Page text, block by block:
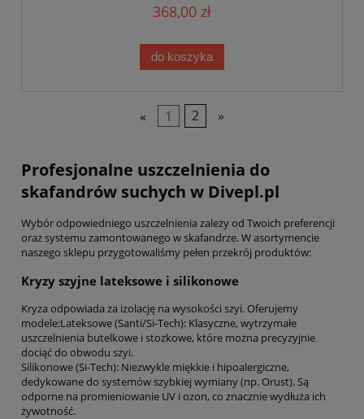
368,00 zł
do koszyka
« 1 2 »
Profesjonalne uszczelnienia do
skafandrów suchych w Divepl.pl
Wybór odpowiedniego uszczelnienia zależy od Twoich preferencji
oraz systemu zamontowanego w skafandrze. W asortymencie
naszego sklepu przygotowaliśmy pełen przekrój produktów:
Kryzy szyjne lateksowe i silikonowe
Kryza odpowiada za izolację na wysokości szyi. Oferujemy
modele:Lateksowe (Santi/Si-Tech): Klasyczne, wytrzymałe
uszczelnienia butelkowe i stożkowe, które można precyzyjnie
dociąć do obwodu szyi.
Silikonowe (Si-Tech): Niezwykle miękkie i hipoalergiczne,
dedykowane do systemów szybkiej wymiany (np. Orust). Są
odporne na promieniowanie UV i ozon, co znacznie wydłuża ich
żywotność.